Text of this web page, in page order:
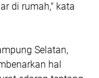
di rumah," kata
Selatan,
hal